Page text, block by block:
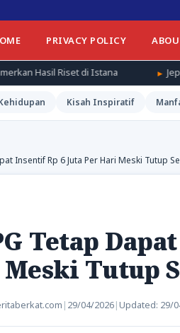
PRIVACY POLICY
Jepang Kenang Tragedi
Kisah Inspiratif
Insentif Rp 6 Juta Per Hari Meski Tutup
Tetap
Tutup
| 29/04/2026| Updated: 29/